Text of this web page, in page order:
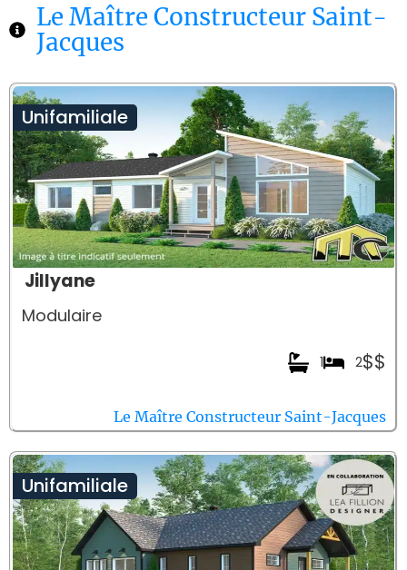
Le Maître Constructeur Saint-
Jacques
Unifamiliale
Jillyane
Modulaire
$$
2
1
Le Maître Constructeur Saint-Jacques
Unifamiliale